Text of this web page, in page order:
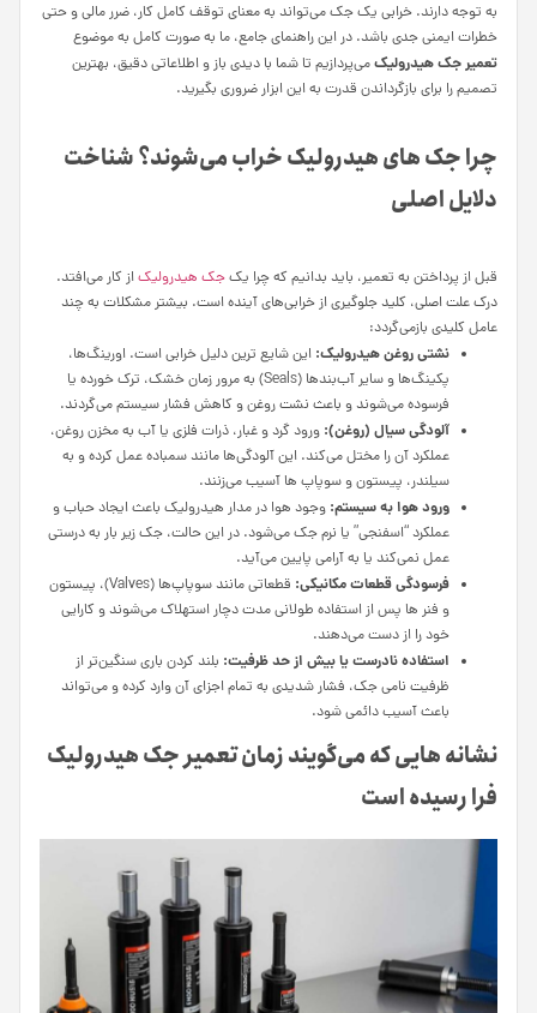
به توجه دارند. خرابی یک جک می‌تواند به معنای توقف کامل کار، ضرر مالی و حتی
خطرات ایمنی جدی باشد. در این راهنمای جامع، ما به صورت کامل به موضوع
تعمیر جک هیدرولیکمی‌پردازیم تا شما با دیدی باز و اطلاعاتی دقیق، بهترین
تصمیم را برای بازگرداندن قدرت به این ابزار ضروری بگیرید.
چرا جک‌ های هیدرولیک خراب می‌شوند؟ شناخت
دلایل اصلی
قبل از پرداختن به تعمیر، باید بدانیم که چرا یکجک هیدرولیکاز کار می‌افتد.
درک علت اصلی، کلید جلوگیری از خرابی‌های آینده است. بیشتر مشکلات به چند
عامل کلیدی بازمی‌گردد:
نشتی روغن هیدرولیک: این شایع‌ ترین دلیل خرابی است. اورینگ‌ها،
پکینگ‌ها و سایر آب‌بندها (Seals) به مرور زمان خشک، ترک‌ خورده یا
فرسوده می‌شوند و باعث نشت روغن و کاهش فشار سیستم می‌گردند.
آلودگی سیال (روغن): ورود گرد و غبار، ذرات فلزی یا آب به مخزن روغن،
عملکرد آن را مختل می‌کند. این آلودگی‌ها مانند سمباده عمل کرده و به
سیلندر، پیستون و سوپاپ‌ ها آسیب می‌زنند.
ورود هوا به سیستم: وجود هوا در مدار هیدرولیک باعث ایجاد حباب و
عملکرد “اسفنجی” یا نرم جک می‌شود. در این حالت، جک زیر بار به درستی
عمل نمی‌کند یا به آرامی پایین می‌آید.
فرسودگی قطعات مکانیکی:
قطعاتی مانند سوپاپ‌ها (Valves)، پیستون
و فنر ها پس از استفاده طولانی‌ مدت دچار استهلاک می‌شوند و کارایی
خود را از دست می‌دهند.
استفاده نادرست یا بیش از حد ظرفیت: بلند کردن باری سنگین‌تر از
ظرفیت نامی جک، فشار شدیدی به تمام اجزای آن وارد کرده و می‌تواند
باعث آسیب دائمی شود.
نشانه‌ هایی که می‌گویند زمان تعمیر جک هیدرولیک
فرا رسیده است